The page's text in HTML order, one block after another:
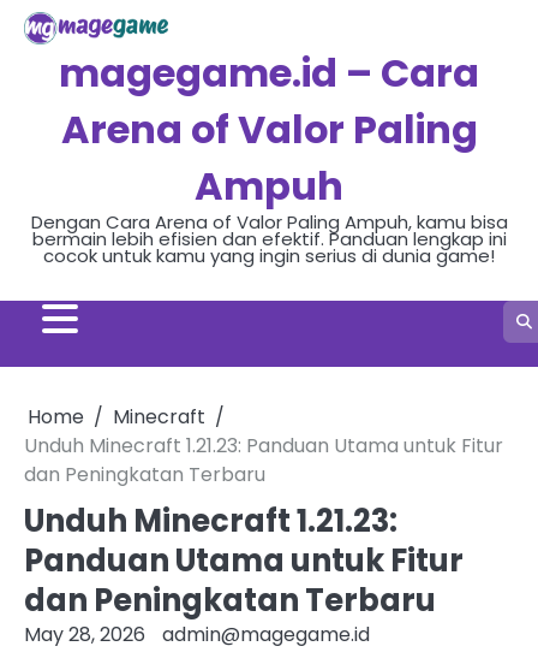
Skip
contentmagegame.id – Cara
Arena of Valor Paling
Ampuh
Dengan Cara Arena of Valor Paling Ampuh, kamu bisa
bermain lebih efisien dan efektif. Panduan lengkap ini
cocok untuk kamu yang ingin serius di dunia game!
Home
Minecraft
Unduh Minecraft 1.21.23: Panduan Utama untuk Fitur
dan Peningkatan Terbaru
Unduh Minecraft 1.21.23:
Panduan Utama untuk Fitur
dan Peningkatan Terbaru
May 28, 2026 admin@magegame.id